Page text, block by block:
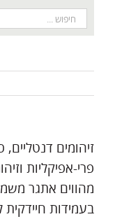
זיהומים דנטליים,
פרי-אפיקליות
מהווים אתגר
בעמידות חיידקית
חיפוש...